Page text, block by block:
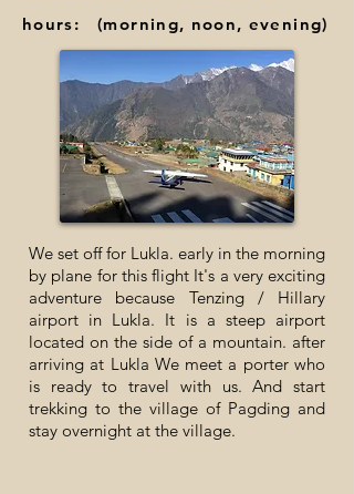
hours: (morning, noon, evening)
We set off for Lukla. early in the morning
by plane for this flight It's a very exciting
adventure because Tenzing / Hillary
airport in Lukla. It is a steep airport
located on the side of a mountain. after
arriving at Lukla We meet a porter who
is ready to travel with us. And start
trekking to the village of Pagding and
stay overnight at the village.